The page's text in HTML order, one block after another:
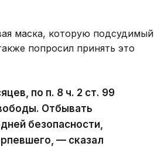
маска, которую подсудимый
попросил принять это
по п. 8 ч. 2 ст. 99
Отбывать
безопасности,
— сказал